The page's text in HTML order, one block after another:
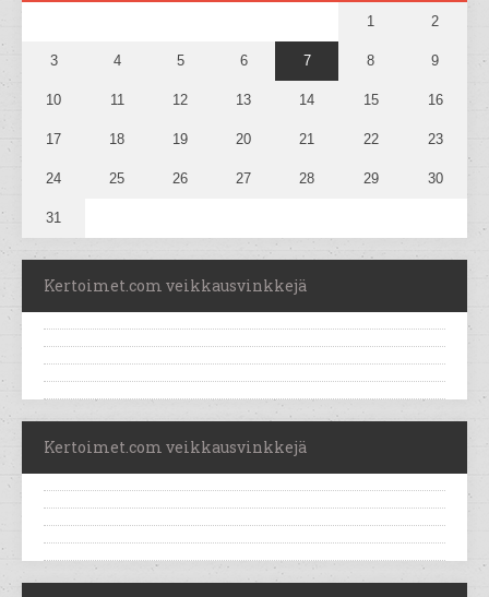
1 2
3 4 5 6 7 8 9
10 11 12 13 14 15 16
17 18 19 20 21 22 23
24 25 26 27 28 29 30
31
Kertoimet.com veikkausvinkkejä
Kertoimet.com veikkausvinkkejä